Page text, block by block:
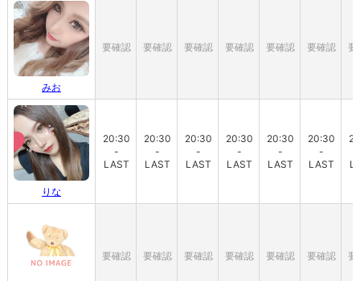
みお
要確認 要確認 要確認 要確認 要確認 要確認 要
りな
20:30
-
LAST
20:30
-
LAST
20:30
-
LAST
20:30
-
LAST
20:30
-
LAST
20:30
-
LAST
要確認 要確認 要確認 要確認 要確認 要確認 要